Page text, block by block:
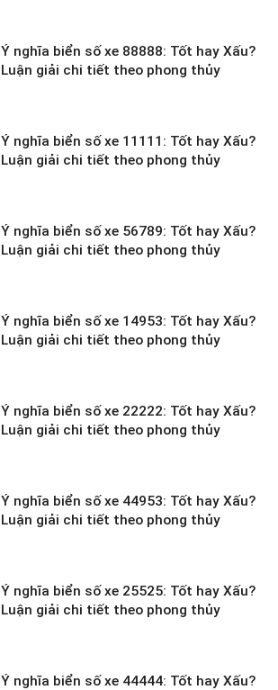
Ý nghĩa biển số xe 88888: Tốt hay Xấu?
Luận giải chi tiết theo phong thủy
Ý nghĩa biển số xe 11111: Tốt hay Xấu?
Luận giải chi tiết theo phong thủy
Ý nghĩa biển số xe 56789: Tốt hay Xấu?
Luận giải chi tiết theo phong thủy
Ý nghĩa biển số xe 14953: Tốt hay Xấu?
Luận giải chi tiết theo phong thủy
Ý nghĩa biển số xe 22222: Tốt hay Xấu?
Luận giải chi tiết theo phong thủy
Ý nghĩa biển số xe 44953: Tốt hay Xấu?
Luận giải chi tiết theo phong thủy
Ý nghĩa biển số xe 25525: Tốt hay Xấu?
Luận giải chi tiết theo phong thủy
Ý nghĩa biển số xe 44444: Tốt hay Xấu?